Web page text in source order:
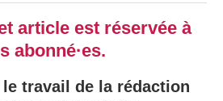
article est réservée à
abonné·es.
travail de la rédaction